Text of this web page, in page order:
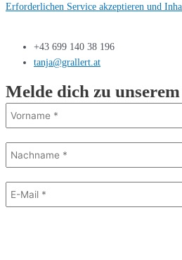
Erforderlichen Service akzeptieren und
+43 699 140 38 196
tanja@grallert.at
Melde dich zu